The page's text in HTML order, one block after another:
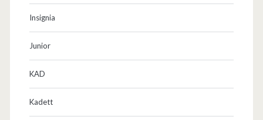
Insignia
Junior
KAD
Kadett